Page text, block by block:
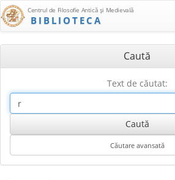
Centrul de Filosofie Antică şi Medievală
BIBLIOTECA
Caută
Text de căutat: